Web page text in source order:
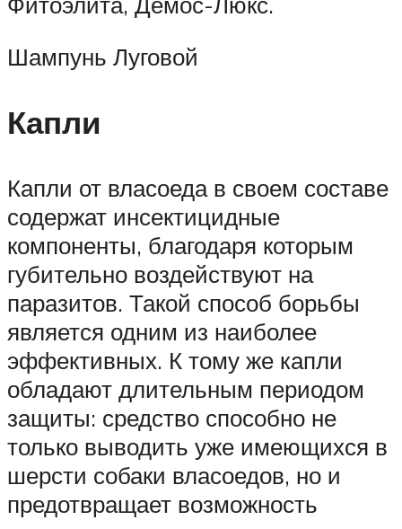
Шампунь Луговой
Капли
Капли от власоеда в своем составе
содержат инсектицидные
компоненты, благодаря которым
губительно воздействуют на
паразитов. Такой способ борьбы
является одним из наиболее
эффективных. К тому же капли
обладают длительным периодом
защиты: средство способно не
только выводить уже имеющихся в
шерсти собаки власоедов, но и
предотвращает возможность